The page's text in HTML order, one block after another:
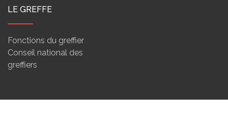
LE GREFFE
Fonctions du greffier
Conseil national des
greffiers